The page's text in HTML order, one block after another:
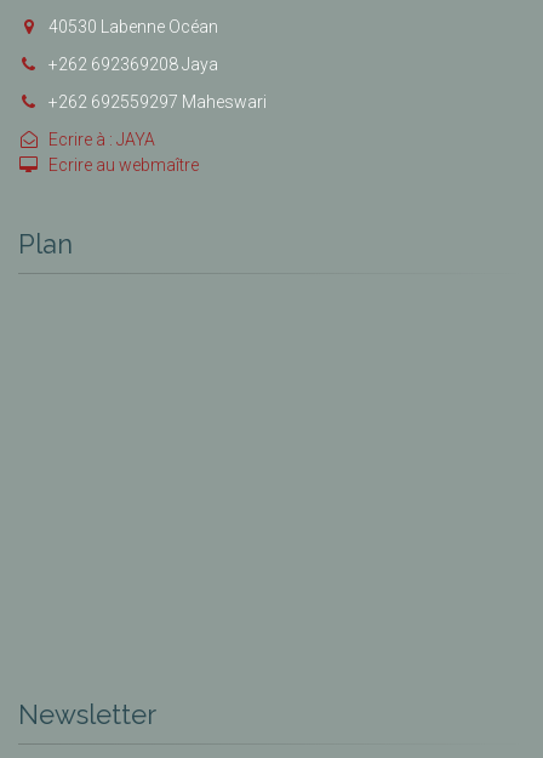
40530 Labenne Océan
+262 692369208 Jaya
+262 692559297 Maheswari
Ecrire à : JAYA
Ecrire au webmaître
Plan
Newsletter